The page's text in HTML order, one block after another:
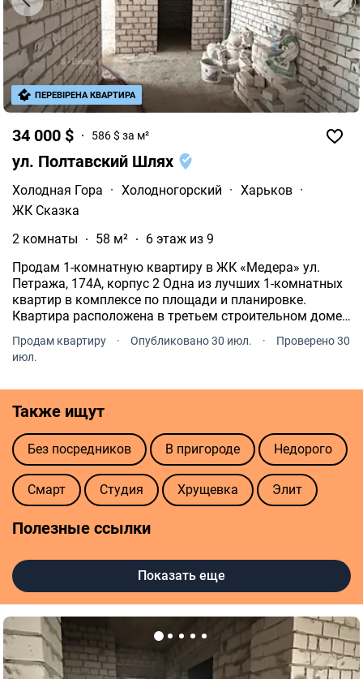
34 000 $ 586 $ за м²
ул. Полтавский Шлях
Холодная Гора · Холодногорский · Харьков ·
ЖК Сказка
2 комнаты
58 м²
6 этаж из 9
Продам 1-комнатную квартиру в ЖК «Медера» ул.
Петража, 174А, корпус 2 Одна из лучших 1-комнатных
квартир в комплексе по площади и планировке.
Квартира расположена в третьем строительном доме,
на 6 этаже из 9. Общая площадь максимальная среди
однокомнатных квартир данного типа.
Продам квартиру · Опубликовано 30 июл. ·
Проверено 30
июл.
ПЕРЕВІРЕНА КВАРТИРА
Также ищут
Без посредников В пригороде Недорого
Смарт Студия Хрущевка Элит
Полезные ссылки
Риелторы в Харькове Оценка квартиры
Показать еще